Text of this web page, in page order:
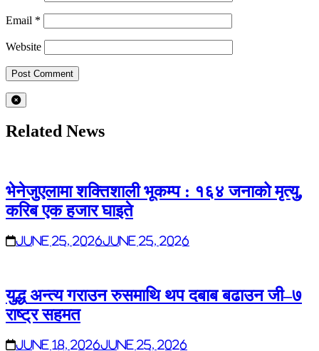
Email *
Website
Related News
भेनेजुएलामा शक्तिशाली भूकम्प : १६४ जनाको मृत्यु,
करिब एक हजार घाइते
June 25, 2026June 25, 2026
युद्ध अन्त्य गराउन रुसमाथि थप दबाब बढाउन जी–७
राष्ट्र सहमत
June 18, 2026June 25, 2026